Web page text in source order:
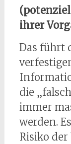
ihrer
Das führt
die
immer
werden.
Risiko